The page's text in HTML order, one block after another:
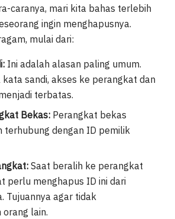
caranya, mari kita bahas terlebih
ingin menghapusnya.
mulai dari:
Ini adalah alasan paling umum.
sandi, akses ke perangkat dan
terbatas.
Bekas: Perangkat bekas
terhubung dengan ID pemilik
Saat beralih ke perangkat
perlu menghapus ID ini dari
Tujuannya agar tidak
lain.